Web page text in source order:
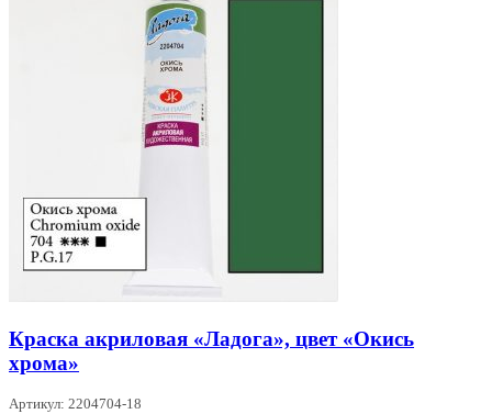
Краска акриловая «Ладога», цвет «Окись
хрома»
Артикул: 2204704-18